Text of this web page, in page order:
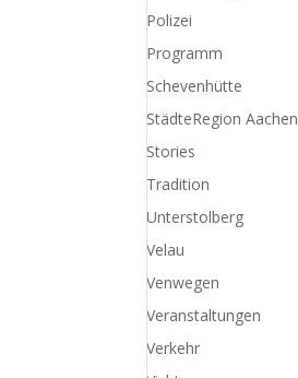
Polizei
Programm
Schevenhütte
StädteRegion Aachen
Stories
Tradition
Unterstolberg
Velau
Venwegen
Veranstaltungen
Verkehr